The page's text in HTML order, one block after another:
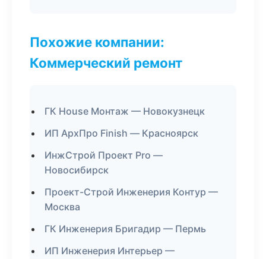
Похожие компании:
Коммерческий ремонт
ГК House Монтаж — Новокузнецк
ИП АрхПро Finish — Красноярск
ИнжСтрой Проект Pro —
Новосибирск
Проект-Строй Инженерия Контур —
Москва
ГК Инженерия Бригадир — Пермь
ИП Инженерия Интерьер —